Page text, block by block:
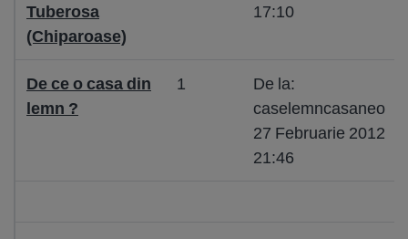
Tuberosa
(Chiparoase)
17:10
De ce o casa din
lemn ?
1
De la:
caselemncasaneo
27 Februarie 2012
21:46